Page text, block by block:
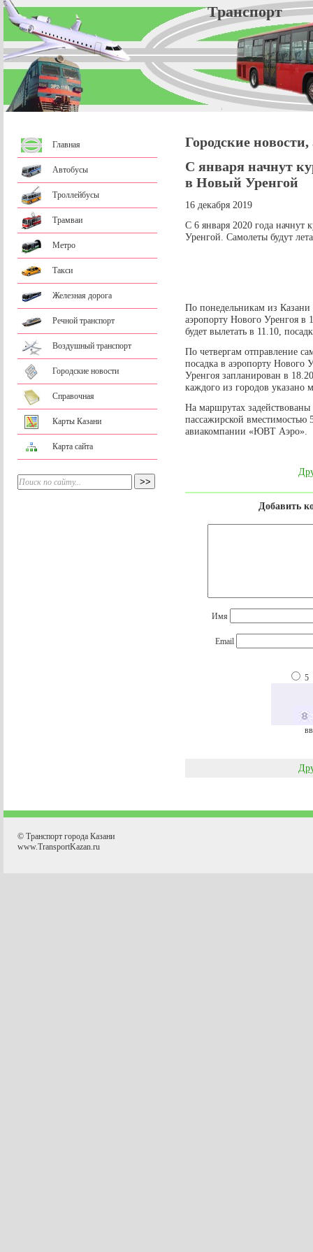
Главная
Автобусы
Троллейбусы
Трамваи
Метро
Такси
Железная дорога
Речной транспорт
Воздушный транспорт
Городские новости
Справочная
Карты Казани
Карта сайта
Городские
С января начнут
в Новый Уренгой
16 декабря 2019
С 6 января 2020 года начнут
Уренгой. Самолеты будут
По понедельникам из Казани
аэропорту Нового Уренгоя в
будет вылетать в 11.10,
По четвергам отправление
посадка в аэропорту Нового
Уренгоя запланирован в
каждого из городов указано
На маршрутах
пассажирской вместимостью
авиакомпании «ЮВТ Аэро».
Добавить
Имя
Email
5
© Транспорт города Казани
www.TransportKazan.ru